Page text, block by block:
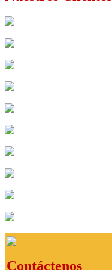
Contáctenos